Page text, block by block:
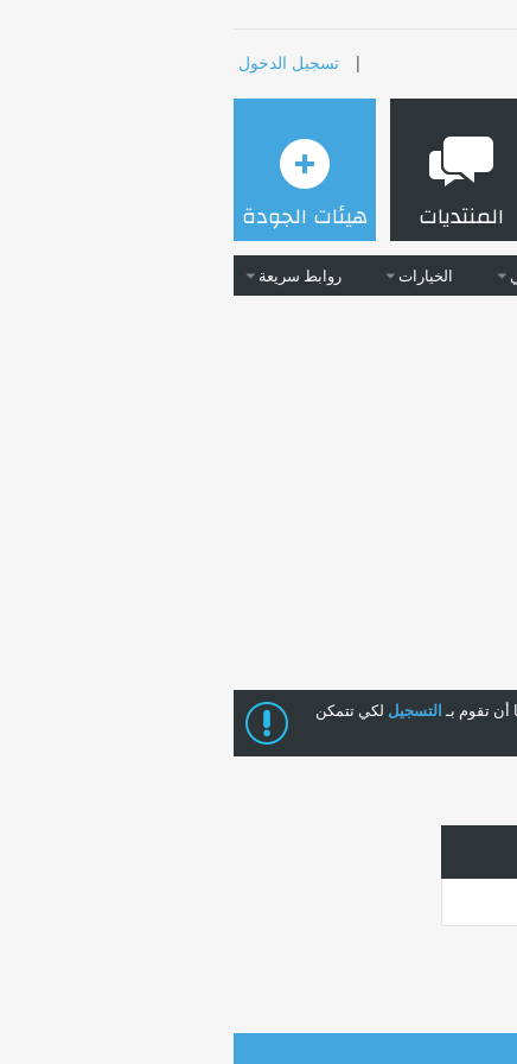
| تسجيل الدخول
المنتديات
الخيارات روابط سريعة
هيئات الجودة
أن تقوم بـالتسجيل لكي تتمكن